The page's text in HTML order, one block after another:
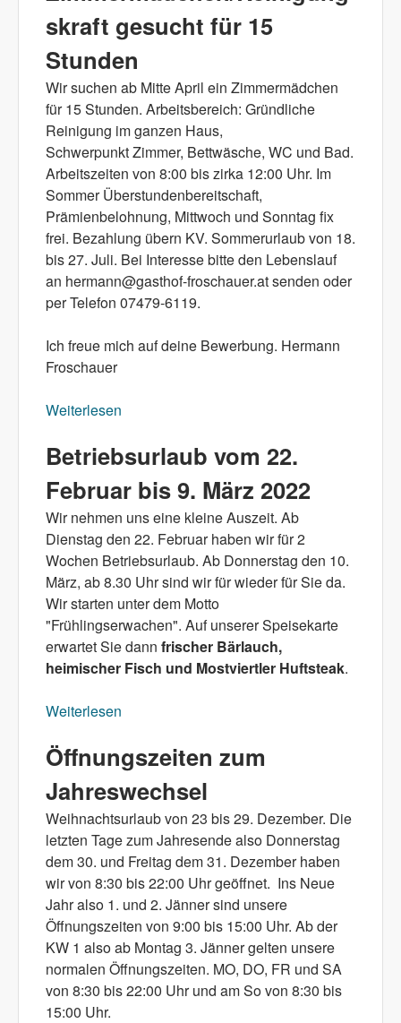
skraft gesucht für 15
Stunden
Wir suchen ab Mitte April ein Zimmermädchen
für 15 Stunden. Arbeitsbereich: Gründliche
Reinigung im ganzen Haus,
Schwerpunkt Zimmer, Bettwäsche, WC und Bad.
Arbeitszeiten von 8:00 bis zirka 12:00 Uhr. Im
Sommer Überstundenbereitschaft,
Prämienbelohnung, Mittwoch und Sonntag fix
frei. Bezahlung übern KV. Sommerurlaub von 18.
bis 27. Juli. Bei Interesse bitte den Lebenslauf
an hermann@gasthof-froschauer.at senden oder
per Telefon 07479-6119.
Ich freue mich auf deine Bewerbung. Hermann
Froschauer
Weiterlesen
Betriebsurlaub vom 22.
Februar bis 9. März 2022
Wir nehmen uns eine kleine Auszeit. Ab
Dienstag den 22. Februar haben wir für 2
Wochen Betriebsurlaub. Ab Donnerstag den 10.
März, ab 8.30 Uhr sind wir für wieder für Sie da.
Wir starten unter dem Motto
"Frühlingserwachen". Auf unserer Speisekarte
erwartet Sie dann frischer Bärlauch,
heimischer Fisch und Mostviertler Huftsteak.
Weiterlesen
Öffnungszeiten zum
Jahreswechsel
Weihnachtsurlaub von 23 bis 29. Dezember. Die
letzten Tage zum Jahresende also Donnerstag
dem 30. und Freitag dem 31. Dezember haben
wir von 8:30 bis 22:00 Uhr geöffnet. Ins Neue
Jahr also 1. und 2. Jänner sind unsere
Öffnungszeiten von 9:00 bis 15:00 Uhr. Ab der
KW 1 also ab Montag 3. Jänner gelten unsere
normalen Öffnungszeiten. MO, DO, FR und SA
von 8:30 bis 22:00 Uhr und am So von 8:30 bis
15:00 Uhr.